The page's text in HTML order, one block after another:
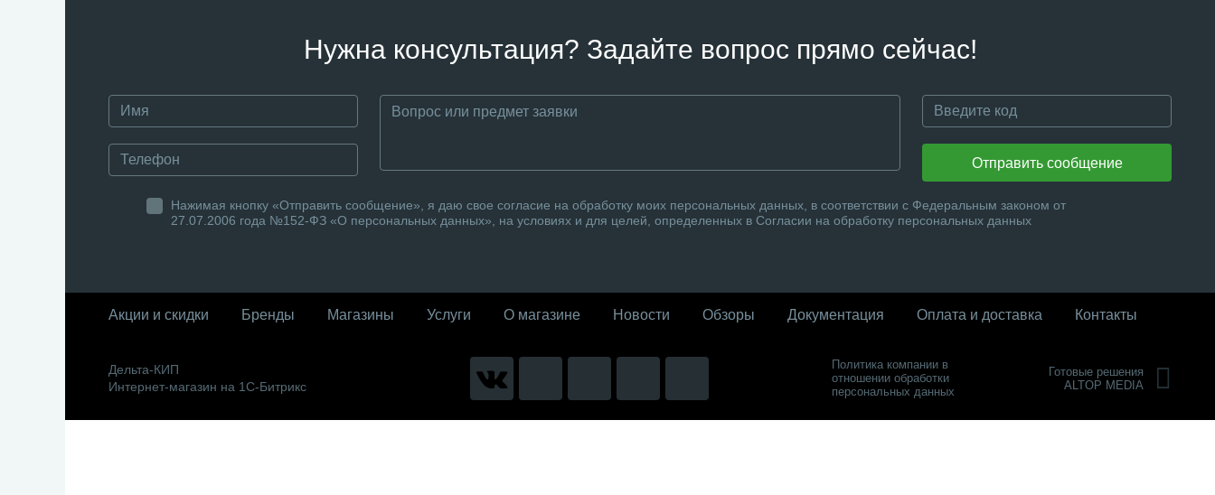
Нужна консультация? Задайте вопрос прямо сейчас!
Отправить сообщение
Нажимая кнопку «Отправить сообщение», я даю свое согласие на обработку моих персональных данных, в соответствии с Федеральным законом от
27.07.2006 года №152-ФЗ «О персональных данных», на условиях и для целей, определенных в Согласии на обработку персональных данных
Акции и скидки Бренды Магазины Услуги О магазине Новости Обзоры Документация Оплата и доставка Контакты
Дельта-КИП
Интернет-магазин на 1С-Битрикс
Политика компании в
отношении обработки
персональных данных
Готовые решения
ALTOP MEDIA